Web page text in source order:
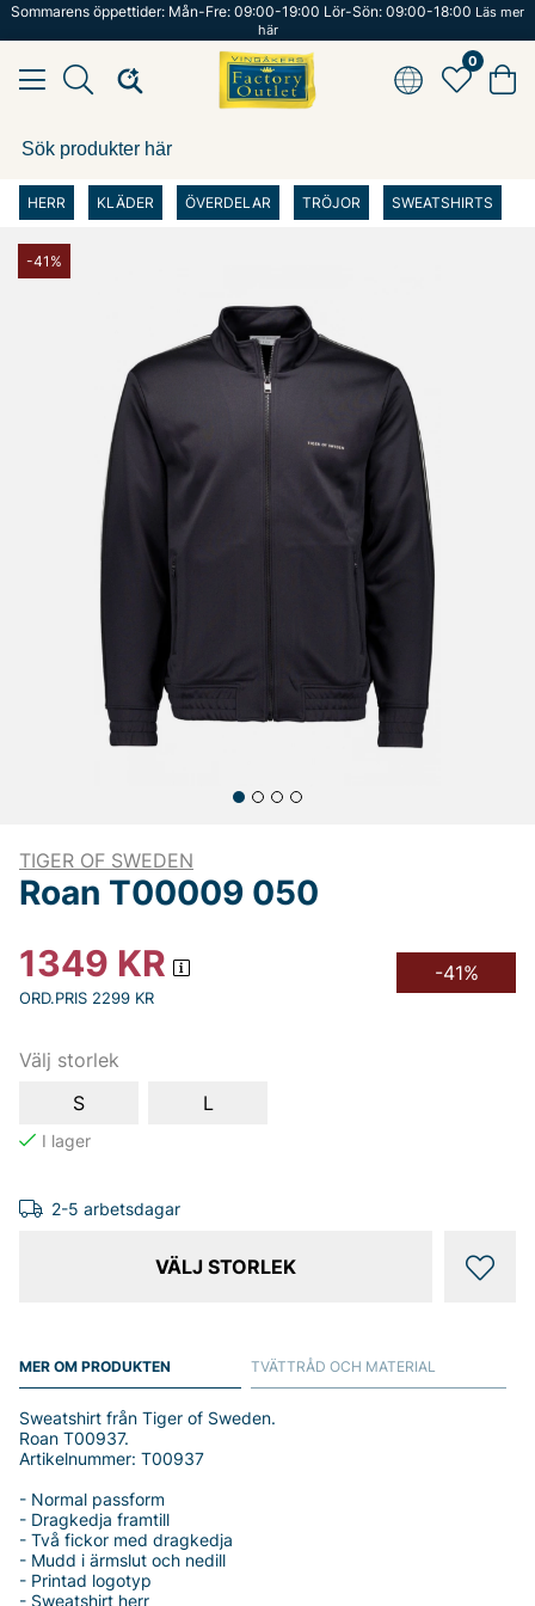
Sommarens öppettider: Mån-Fre: 09:00-19:00 Lör-Sön: 09:00-18:00 Läs mer
här
0
HERR KLÄDER ÖVERDELAR TRÖJOR SWEATSHIRTS
-41%
TIGER OF SWEDEN
Roan T00009 050
1349 KR
ORD.PRIS 2299 KR
-41%
Välj storlek
S
L
2-5 arbetsdagar
VÄLJ STORLEK
MER OM PRODUKTEN
Sweatshirt från Tiger of Sweden.
Roan T00937.
Artikelnummer: T00937
- Normal passform
- Dragkedja framtill
- Två fickor med dragkedja
- Mudd i ärmslut och nedill
- Printad logotyp
- Sweatshirt herr
TVÄTTRÅD OCH MATERIAL